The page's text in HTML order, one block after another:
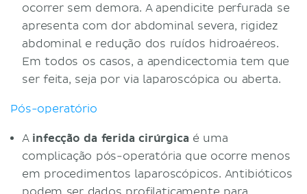
ocorrer sem demora. A apendicite perfurada se
apresenta com dor abdominal severa, rigidez
abdominal e redução dos ruídos hidroaéreos.
Em todos os casos, a apendicectomia tem que
ser feita, seja por via laparoscópica ou aberta.
Pós-operatório
A infecção da ferida cirúrgica é uma
complicação pós-operatória que ocorre menos
em procedimentos laparoscópicos. Antibióticos